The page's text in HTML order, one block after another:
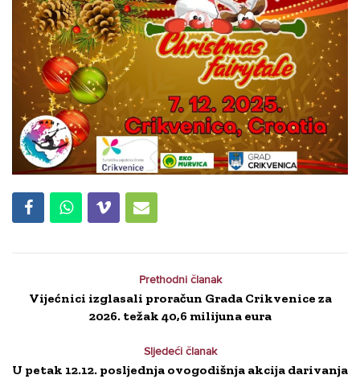
Prethodni članak
Vijećnici izglasali proračun Grada Crikvenice za
2026. težak 40,6 milijuna eura
Sljedeći članak
U petak 12.12. posljednja ovogodišnja akcija darivanja